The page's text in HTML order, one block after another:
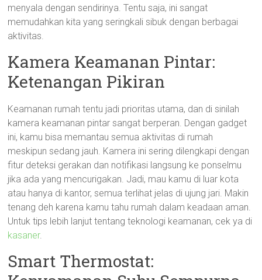
menyala dengan sendirinya. Tentu saja, ini sangat
memudahkan kita yang seringkali sibuk dengan berbagai
aktivitas.
Kamera Keamanan Pintar:
Ketenangan Pikiran
Keamanan rumah tentu jadi prioritas utama, dan di sinilah
kamera keamanan pintar sangat berperan. Dengan gadget
ini, kamu bisa memantau semua aktivitas di rumah
meskipun sedang jauh. Kamera ini sering dilengkapi dengan
fitur deteksi gerakan dan notifikasi langsung ke ponselmu
jika ada yang mencurigakan. Jadi, mau kamu di luar kota
atau hanya di kantor, semua terlihat jelas di ujung jari. Makin
tenang deh karena kamu tahu rumah dalam keadaan aman.
Untuk tips lebih lanjut tentang teknologi keamanan, cek ya di
kasaner.
Smart Thermostat: